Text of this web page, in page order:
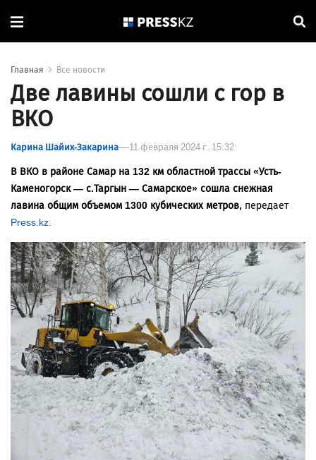
Главная Все новости
Две лавины сошли с гор в
ВКО
Карина Шайих-Закарина 11 февраля 2024 г. 15:32
В ВКО в районе Самар на 132 км областной трассы «Усть-
Каменогорск — с.Таргын — Самарское» сошла снежная
лавина общим объемом 1300 кубических метров, передает
Press.kz.